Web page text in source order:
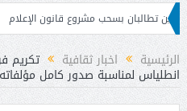
بسحب مشروع قانون الإعلام مجلس
الرئيسية اخبار ثقافية تكريم
انطلياس لمناسبة صدور كامل مؤلفاته